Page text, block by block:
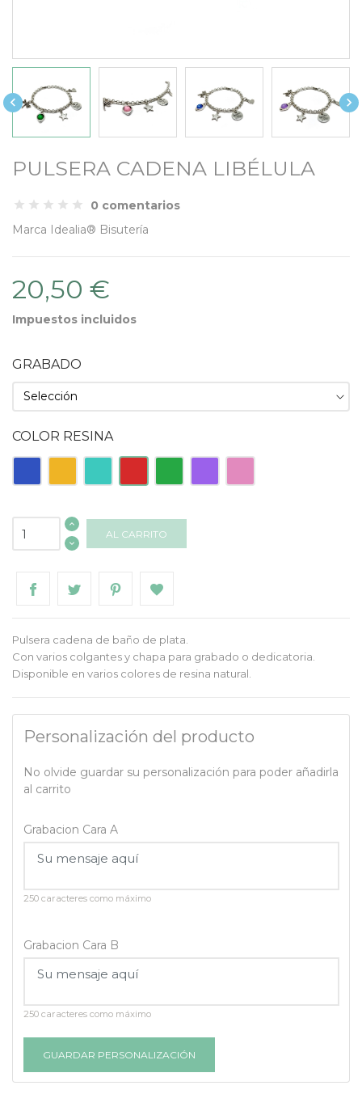
 
PULSERA CADENA LIBÉLULA
0 comentarios
Marca Idealia® Bisutería
20,50 €
Impuestos incluidos
GRABADO
COLOR RESINA
Naranja Turquesa Verde Morado
AL CARRITO
Pulsera cadena de baño de plata.
Con varios colgantes y chapa para grabado o dedicatoria.
Disponible en varios colores de resina natural.
Personalización del producto
No olvide guardar su personalización para poder añadirla
al carrito
Grabacion Cara A
250 caracteres como máximo
Grabacion Cara B
250 caracteres como máximo
GUARDAR PERSONALIZACIÓN